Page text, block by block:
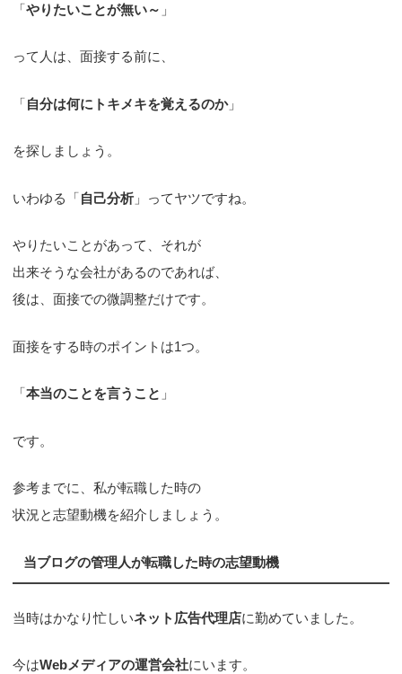
「やりたいことが無い～ 」
って人は、面接する前に、
「自分は何にトキメキを覚えるのか」
を探しましょう。
いわゆる「自己分析 」ってヤツですね。
やりたいことがあって、それが
出来そうな会社があるのであれば、
後は、面接での微調整だけです。
面接をする時のポイントは1つ。
「本当のことを言うこと 」
です。
参考までに、私が転職した時の
状況と志望動機を紹介しましょう。
当ブログの管理人が転職した時の志望動機
当時はかなり忙しいネット広告代理店に勤めていました。
今はWebメディアの運営会社にいます。